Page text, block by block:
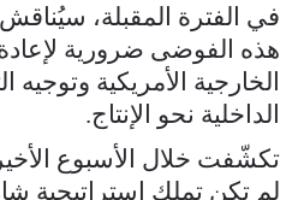
في الفترة المقبلة،
هذه الفوضى ضرورية
الخارجية الأمريكية وتوجيه
الداخلية نحو الإنتاج.
تكشّفت خلال الأسبوع
لم تكن تملك استراتيجية